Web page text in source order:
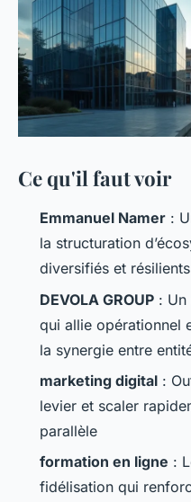
Ce qu'il faut voir
Emmanuel Namer :
la structuration
diversifiés et résilients
DEVOLA GROUP :
qui allie opérationnel
la synergie entre
marketing digital :
levier et scaler
parallèle
formation en ligne :
fidélisation qui